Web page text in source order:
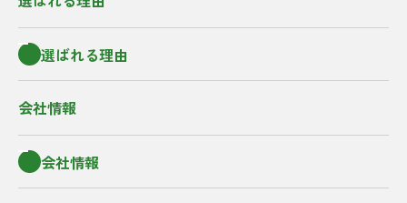
選ばれる理由
会社情報
会社情報